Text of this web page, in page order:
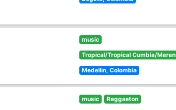
music
Tropical/Tropical Cumbia/Meren
Medellin, Colombia
music Reggaeton